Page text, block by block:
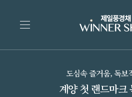
도심속 즐거움, 독보
계양 첫 랜드마크